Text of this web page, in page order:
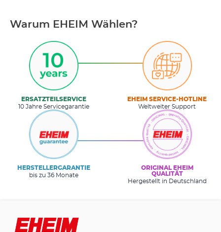
Warum EHEIM Wählen?
ERSATZTEILSERVICE
10 Jahre Servicegarantie
EHEIM SERVICE-HOTLINE
Weltweiter Support
HERSTELLERGARANTIE
bis zu 36 Monate
ORIGINAL EHEIM
QUALITÄT
Hergestellt in Deutschland